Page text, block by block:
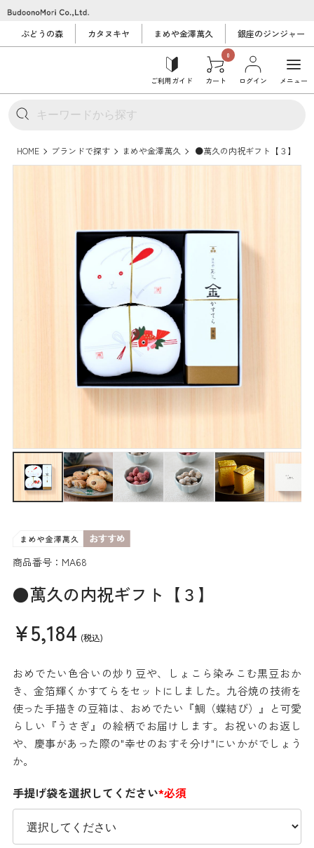
ぶどうの森 カタヌキヤ まめや金澤萬久 銀座のジンジャー
ご利用ガイド
0
カート ログイン メニュー
HOME ブランドで探す まめや金澤萬久 ●萬久の内祝ギフト【３】
商品番号：MA68
●萬久の内祝ギフト【３】
¥5,184 (税込)
おめでたい色合いの炒り豆や、しょこら染みこむ黒豆おか
き、金箔輝くかすてらをセットにしました。九谷焼の技術を
使った手描きの豆箱は、おめでたい『鯛（蝶結び）』と可愛
らしい『うさぎ』の絵柄でお届けします。お祝いのお返し
や、慶事があった際の"幸せのおすそ分け"にいかがでしょう
か。
手提げ袋を選択してください*必須